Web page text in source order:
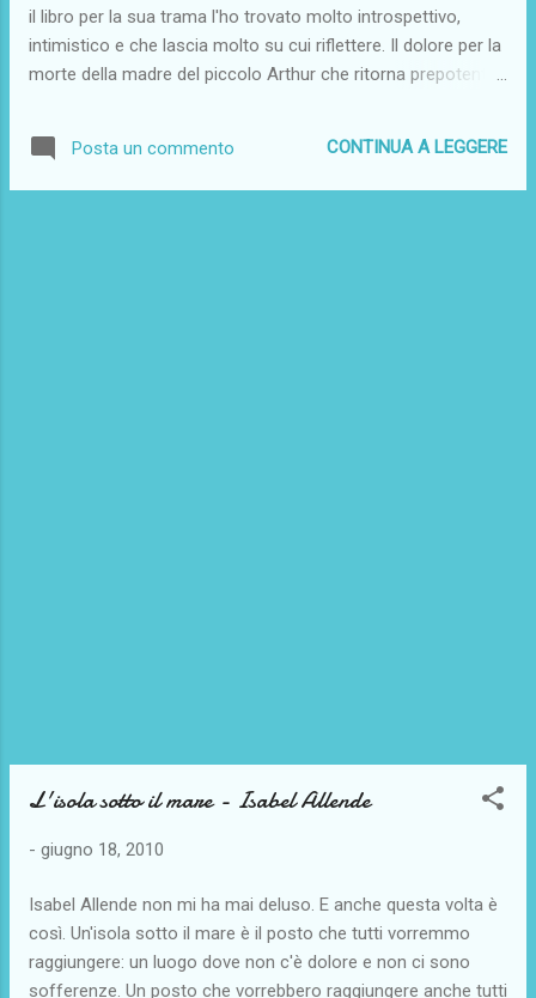
il libro per la sua trama l'ho trovato molto introspettivo,
intimistico e che lascia molto su cui riflettere. Il dolore per la
morte della madre del piccolo Arthur che ritorna prepotente
poteva forse esplicare meglio. Così come il tema
dell'eutanasia, solo accennato. Ma forse se avesse trattato
Posta un commento CONTINUA A LEGGERE
L'isola sotto il mare - Isabel Allende
- giugno 18, 2010
Isabel Allende non mi ha mai deluso. E anche questa volta è
così. Un'isola sotto il mare è il posto che tutti vorremmo
raggiungere: un luogo dove non c'è dolore e non ci sono
sofferenze. Un posto che vorrebbero raggiungere anche tutti